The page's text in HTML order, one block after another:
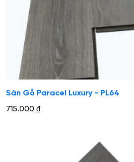
Sàn Gỗ Paracel Luxury - PL64
715.000 ₫